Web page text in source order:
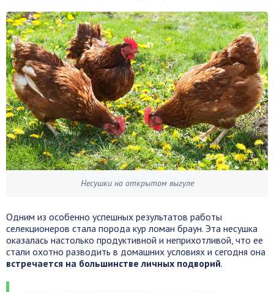
Несушки на открытом выгуле
Одним из особенно успешных результатов работы
селекционеров стала порода кур ломан браун. Эта несушка
оказалась настолько продуктивной и неприхотливой, что ее
стали охотно разводить в домашних условиях и сегодня она
встречается на большинстве личных подворий.